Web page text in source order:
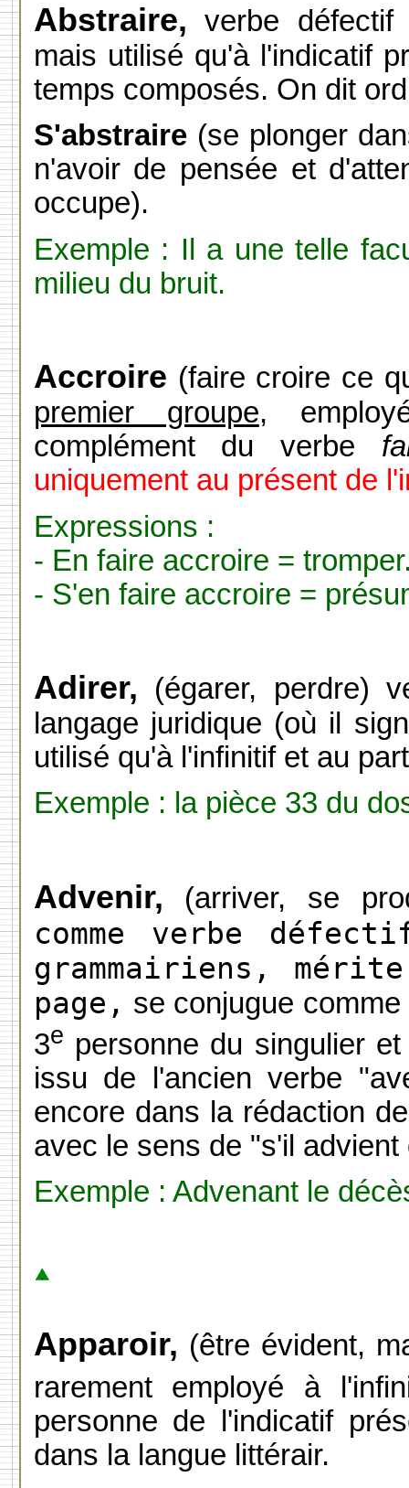
Abstraire, verbe
mais utilisé qu'à l'indicatif
temps composés. On dit
S'abstraire(se plonger
n'avoir de pensée et
occupe).
Exemple : Il a une telle
milieu du bruit.
Accroire (faire croire ce
premier groupe,
complément du verbe
uniquement au présent de
Expressions :
- En faire accroire =
- S'en faire accroire =
Adirer, (égarer, perdre)
langage juridique (où il
utilisé qu'à l'infinitif et au
Exemple : la pièce 33 du
Advenir, (arriver, se
comme verbe
grammairiens,
page, se conjugue
3e personne du singulier
issu de l'ancien verbe
encore dans la rédaction
avec le sens de "s'il
Exemple : Advenant le
Apparoir, (être évident,
rarement employé à
personne de l'indicatif
dans la langue littérair.